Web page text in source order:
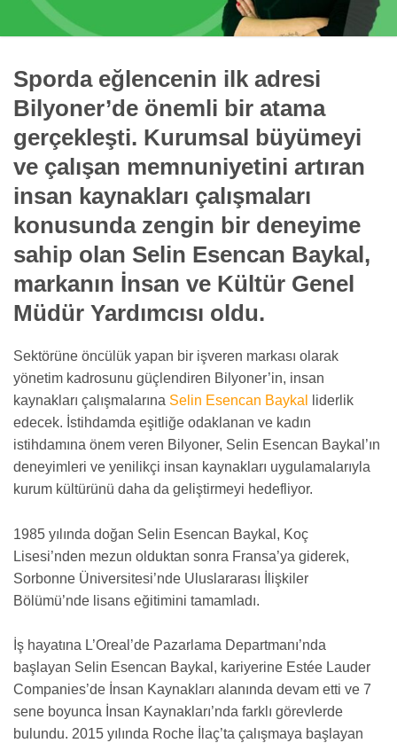
Sporda eğlencenin ilk adresi
Bilyoner’de önemli bir atama
gerçekleşti. Kurumsal büyümeyi
ve çalışan memnuniyetini artıran
insan kaynakları çalışmaları
konusunda zengin bir deneyime
sahip olan Selin Esencan Baykal,
markanın İnsan ve Kültür Genel
Müdür Yardımcısı oldu.
Sektörüne öncülük yapan bir işveren markası olarak
yönetim kadrosunu güçlendiren Bilyoner’in, insan
kaynakları çalışmalarına Selin Esencan Baykal
liderlik
edecek. İstihdamda eşitliğe odaklanan ve kadın
istihdamına önem veren Bilyoner, Selin Esencan Baykal’ın
deneyimleri ve yenilikçi insan kaynakları uygulamalarıyla
kurum kültürünü daha da geliştirmeyi hedefliyor.
1985 yılında doğan Selin Esencan Baykal, Koç
Lisesi’nden mezun olduktan sonra Fransa’ya giderek,
Sorbonne Üniversitesi’nde Uluslararası İlişkiler
Bölümü’nde lisans eğitimini tamamladı.
İş hayatına L’Oreal’de Pazarlama Departmanı’nda
başlayan Selin Esencan Baykal, kariyerine Estée Lauder
Companies’de İnsan Kaynakları alanında devam etti ve 7
sene boyunca İnsan Kaynakları’nda farklı görevlerde
bulundu. 2015 yılında Roche İlaç’ta çalışmaya başlayan